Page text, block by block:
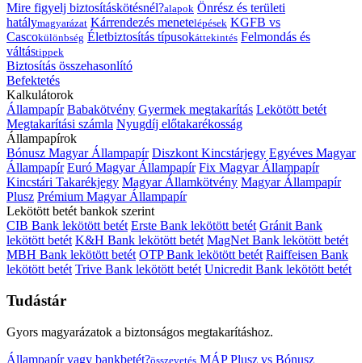
Mire figyelj biztosításkötésnél?alapok Önrész és területi
hatálymagyarázat Kárrendezés menetelépések KGFB vs
Cascokülönbség Életbiztosítás típusokáttekintés Felmondás és
váltástippek
Biztosítás összehasonlító
Befektetés
Kalkulátorok
Állampapír Babakötvény Gyermek megtakarítás Lekötött betét
Megtakarítási számla Nyugdíj előtakarékosság
Állampapírok
Bónusz Magyar Állampapír Diszkont Kincstárjegy Egyéves Magyar
Állampapír Euró Magyar Állampapír Fix Magyar Állampapír
Kincstári Takarékjegy Magyar Államkötvény Magyar Állampapír
Plusz Prémium Magyar Állampapír
Lekötött betét bankok szerint
CIB Bank lekötött betét Erste Bank lekötött betét Gránit Bank
lekötött betét K&H Bank lekötött betét MagNet Bank lekötött betét
MBH Bank lekötött betét OTP Bank lekötött betét Raiffeisen Bank
lekötött betét Trive Bank lekötött betét Unicredit Bank lekötött betét
Tudástár
Gyors magyarázatok a biztonságos megtakarításhoz.
Állampapír vagy bankbetét?összevetés MÁP Plusz vs Bónusz